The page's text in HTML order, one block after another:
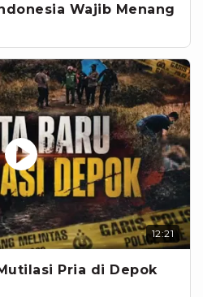
Wajib Menang
12:21
Pria di Depok